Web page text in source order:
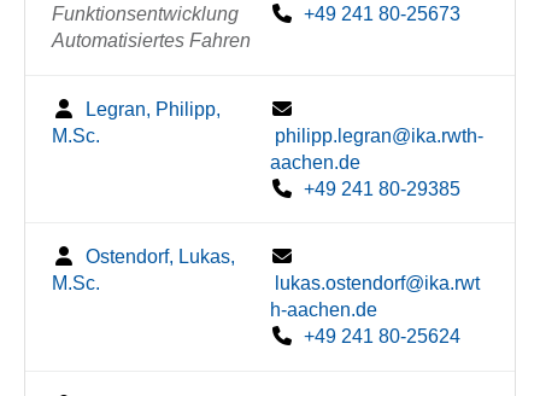
Funktionsentwicklung
Automatisiertes Fahren
+49 241 80-25673
Legran, Philipp,
M.Sc.
philipp.legran@ika.rwth-
aachen.de
+49 241 80-29385
Ostendorf, Lukas,
M.Sc.
lukas.ostendorf@ika.rwt
h-aachen.de
+49 241 80-25624